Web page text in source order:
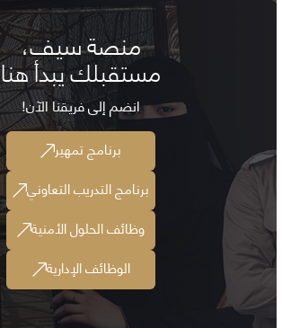
منصة سيف،
مستقبلك يبدأ هنا
انضم إلى فريقنا الآن!
برنامج تمهير
برنامج التدريب التعاوني
وظائف الحلول الأمنية
الوظائف الإدارية​​​